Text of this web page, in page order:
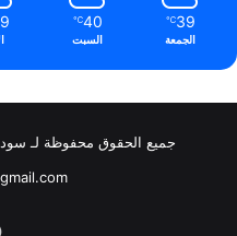
39
℃
الجمعة
40
℃
السبت